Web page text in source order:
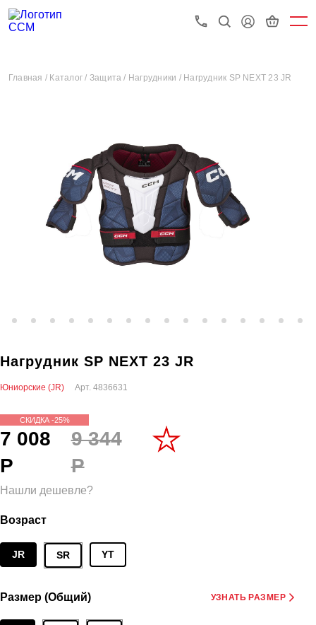
Главная / Каталог / Защита / Нагрудники / Нагрудник SP NEXT 23 JR
Нагрудник SP NEXT 23 JR
Юниорские (JR) Арт. 4836631
СКИДКА -25%
7 008
Р
9 344
Р
Нашли дешевле?
Возраст
JR SR YT
Размер (Общий) УЗНАТЬ РАЗМЕР